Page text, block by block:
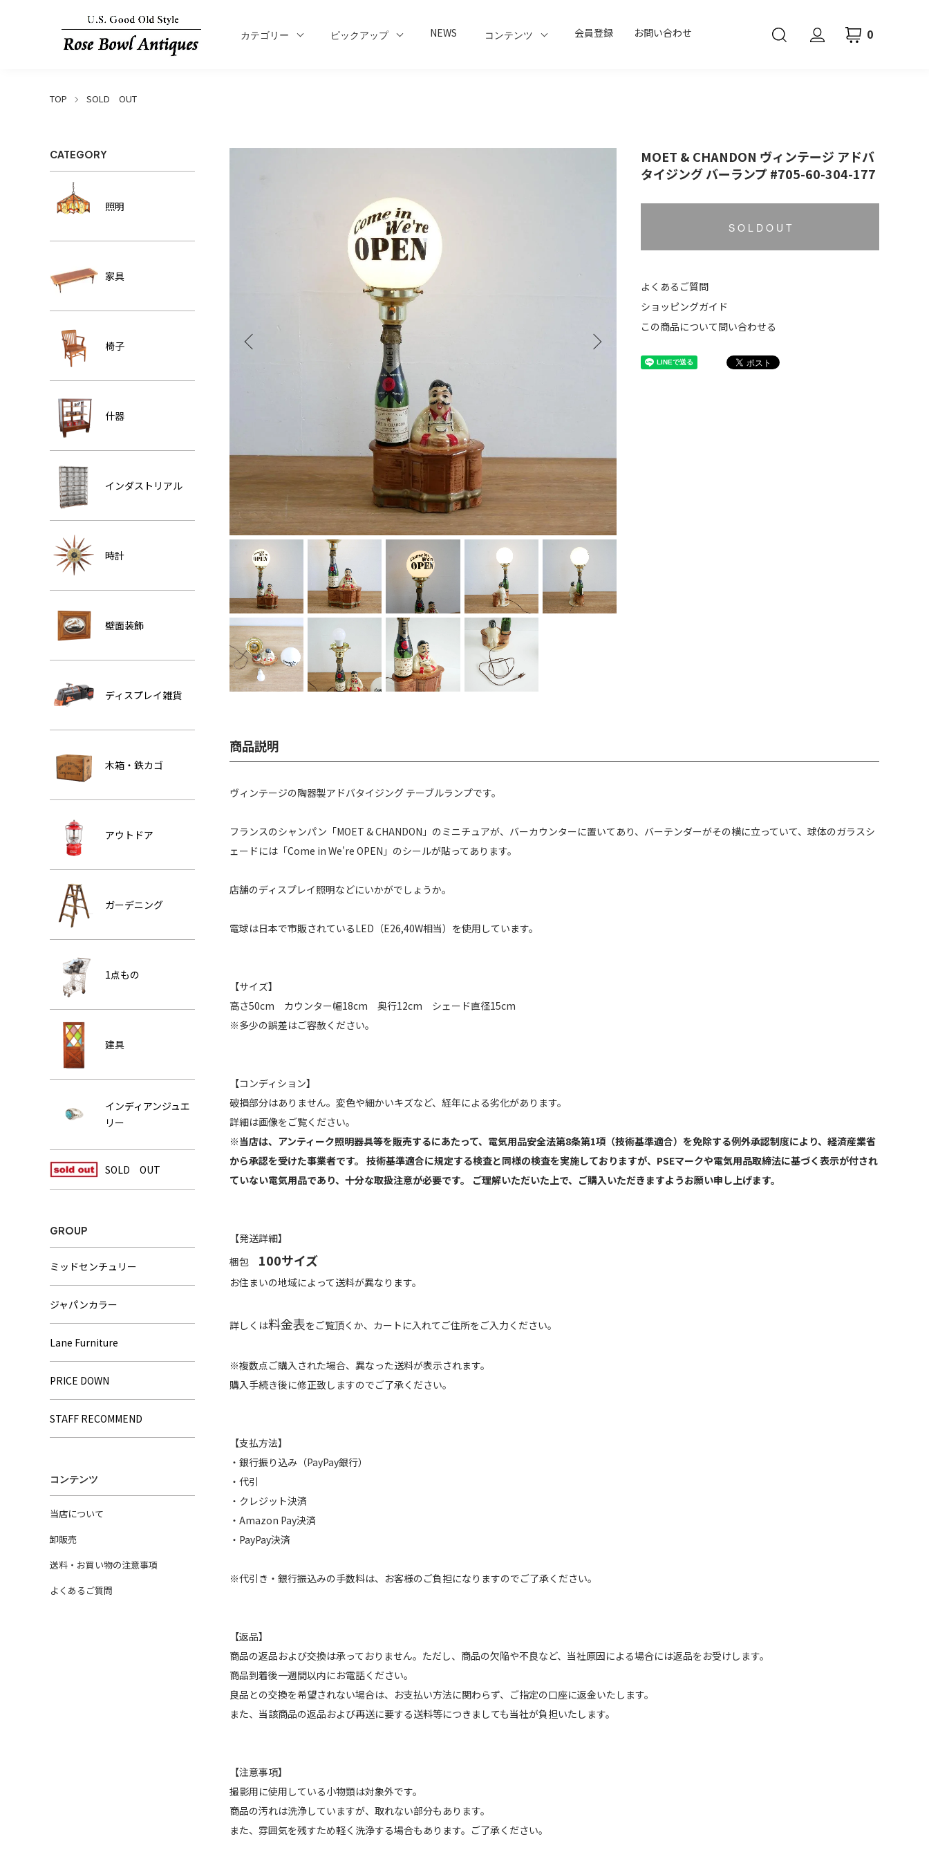
カテゴリー ピックアップ NEWS コンテンツ 会員登録 お問い合わせ 0
TOP SOLD OUT
MOET & CHANDON ヴィンテージ アドバ
タイジング バーランプ #705-60-304-177
S O L D O U T
よくあるご質問
ショッピングガイド
この商品について問い合わせる
商品説明
ヴィンテージの陶器製アドバタイジング テーブルランプです。
フランスのシャンパン「MOET & CHANDON」のミニチュアが、バーカウンターに置いてあり、バーテンダーがその横に立っていて、球体のガラスシ
ェードには「Come in We're OPEN」のシールが貼ってあります。
店舗のディスプレイ照明などにいかがでしょうか。
電球は日本で市販されているLED（E26,40W相当）を使用しています。
【サイズ】
高さ50cm カウンター幅18cm 奥行12cm シェード直径15cm
※多少の誤差はご容赦ください。
【コンディション】
破損部分はありません。変色や細かいキズなど、経年による劣化があります。
詳細は画像をご覧ください。
※当店は、アンティーク照明器具等を販売するにあたって、電気用品安全法第8条第1項（技術基準適合）を免除する例外承認制度により、経済産業省
から承認を受けた事業者です。 技術基準適合に規定する検査と同様の検査を実施しておりますが、PSEマークや電気用品取締法に基づく表示が付され
ていない電気用品であり、十分な取扱注意が必要です。 ご理解いただいた上で、ご購入いただきますようお願い申し上げます。
【発送詳細】
梱包 100サイズ
お住まいの地域によって送料が異なります。
詳しくは料金表をご覧頂くか、カートに入れてご住所をご入力ください。
※複数点ご購入された場合、異なった送料が表示されます。
購入手続き後に修正致しますのでご了承ください。
【支払方法】
・銀行振り込み（PayPay銀行）
・代引
・クレジット決済
・Amazon Pay決済
・PayPay決済
※代引き・銀行振込みの手数料は、お客様のご負担になりますのでご了承ください。
【返品】
商品の返品および交換は承っておりません。ただし、商品の欠陥や不良など、当社原因による場合には返品をお受けします。
商品到着後一週間以内にお電話ください。
良品との交換を希望されない場合は、お支払い方法に関わらず、ご指定の口座に返金いたします。
また、当該商品の返品および再送に要する送料等につきましても当社が負担いたします。
【注意事項】
撮影用に使用している小物類は対象外です。
商品の汚れは洗浄していますが、取れない部分もあります。
また、雰囲気を残すため軽く洗浄する場合もあります。ご了承ください。
CATEGORY
照明
家具
椅子
什器
インダストリアル
時計
壁面装飾
ディスプレイ雑貨
木箱・鉄カゴ
アウトドア
ガーデニング
1点もの
建具
インディアンジュエ
リー
SOLD OUT
GROUP
ミッドセンチュリー
ジャパンカラー
Lane Furniture
PRICE DOWN
STAFF RECOMMEND
コンテンツ
当店について
卸販売
送料・お買い物の注意事項
よくあるご質問